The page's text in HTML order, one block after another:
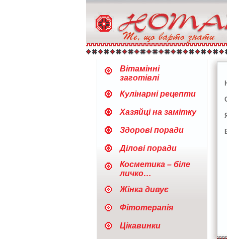
Вітамінні
заготівлі
Кулінарні рецепти
Хазяйці на замітку
Здорові поради
Ділові поради
Косметика – біле
личко…
Жінка дивує
Фітотерапія
Цікавинки